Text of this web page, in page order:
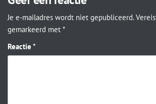
Je e-mailadres wordt niet gepubliceerd.
gemarkeerd met *
Reactie *